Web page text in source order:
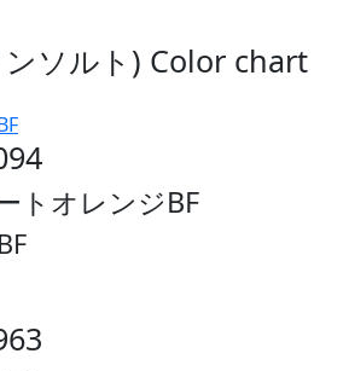
ソルト) Color chart
トオレンジBF